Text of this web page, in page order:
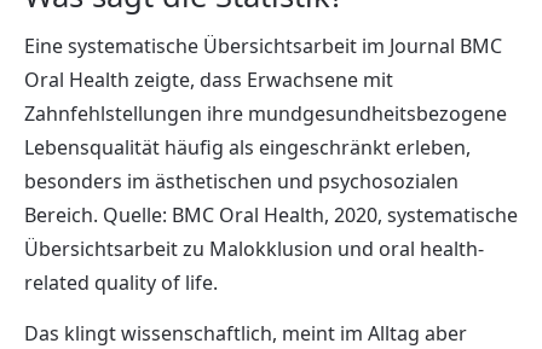
Eine systematische Übersichtsarbeit im Journal BMC
Oral Health zeigte, dass Erwachsene mit
Zahnfehlstellungen ihre mundgesundheitsbezogene
Lebensqualität häufig als eingeschränkt erleben,
besonders im ästhetischen und psychosozialen
Bereich. Quelle: BMC Oral Health, 2020, systematische
Übersichtsarbeit zu Malokklusion und oral health-
related quality of life.
Das klingt wissenschaftlich, meint im Alltag aber